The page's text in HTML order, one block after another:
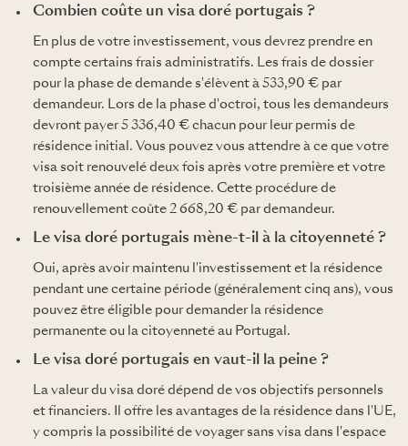
Combien coûte un visa doré portugais ?
En plus de votre investissement, vous devrez prendre en
compte certains frais administratifs. Les frais de dossier
pour la phase de demande s'élèvent à 533,90 € par
demandeur. Lors de la phase d'octroi, tous les demandeurs
devront payer 5 336,40 € chacun pour leur permis de
résidence initial. Vous pouvez vous attendre à ce que votre
visa soit renouvelé deux fois après votre première et votre
troisième année de résidence. Cette procédure de
renouvellement coûte 2 668,20 € par demandeur.
Le visa doré portugais mène-t-il à la citoyenneté ?
Oui, après avoir maintenu l'investissement et la résidence
pendant une certaine période (généralement cinq ans), vous
pouvez être éligible pour demander la résidence
permanente ou la citoyenneté au Portugal.
Le visa doré portugais en vaut-il la peine ?
La valeur du visa doré dépend de vos objectifs personnels
et financiers. Il offre les avantages de la résidence dans l'UE,
y compris la possibilité de voyager sans visa dans l'espace